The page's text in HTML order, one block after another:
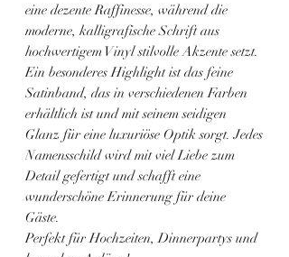
eine dezente Raffinesse, während die
moderne, kalligrafische Schrift aus
hochwertigem Vinyl stilvolle Akzente setzt.
Ein besonderes Highlight ist das feine
Satinband, das in verschiedenen Farben
erhältlich ist und mit seinem seidigen
Glanz für eine luxuriöse Optik sorgt. Jedes
Namensschild wird mit viel Liebe zum
Detail gefertigt und schafft eine
wunderschöne Erinnerung für deine
Gäste.
Perfekt für Hochzeiten, Dinnerpartys und